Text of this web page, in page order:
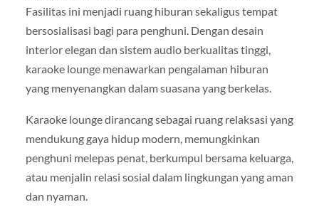
Fasilitas ini menjadi ruang hiburan sekaligus tempat
bersosialisasi bagi para penghuni. Dengan desain
interior elegan dan sistem audio berkualitas tinggi,
karaoke lounge menawarkan pengalaman hiburan
yang menyenangkan dalam suasana yang berkelas.
Karaoke lounge dirancang sebagai ruang relaksasi yang
mendukung gaya hidup modern, memungkinkan
penghuni melepas penat, berkumpul bersama keluarga,
atau menjalin relasi sosial dalam lingkungan yang aman
dan nyaman.